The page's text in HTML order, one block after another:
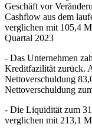
Geschäft vor
Cashflow aus dem
verglichen mit 105,4
Quartal 2023
- Das Unternehmen
Kreditfazilität zurück.
Nettoverschuldung
Nettoverschuldung
- Die Liquidität zum
verglichen mit 213,1